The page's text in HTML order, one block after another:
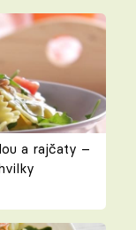
a rajčaty –